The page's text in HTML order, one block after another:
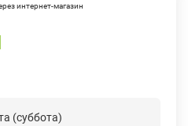
интернет-магазин
(суббота)